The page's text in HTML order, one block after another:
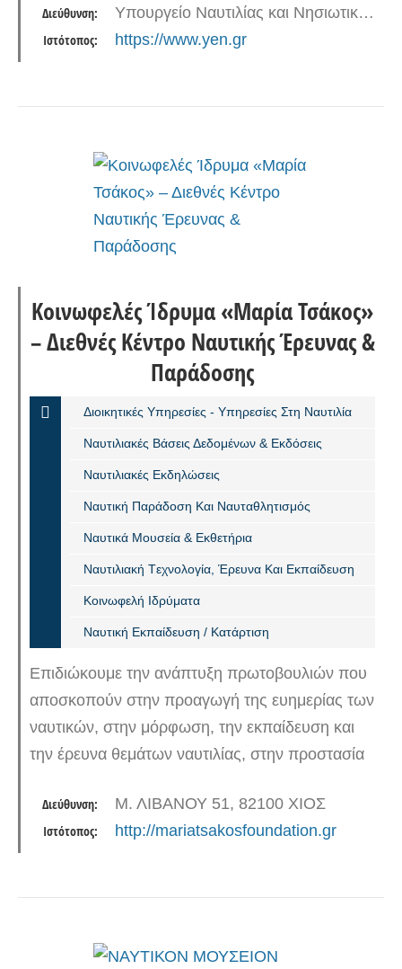
Διεύθυνση: Υπουργείο Ναυτιλίας και Νησιωτικής Πολιτικής - Ακτή Βασιλειάδη, Πύλη Ε 1 - Ε 2, 185 10 Πειραιάς
Ιστότοπος: https://www.yen.gr
Κοινωφελές Ίδρυμα «Μαρία Τσάκος»
– Διεθνές Κέντρο Ναυτικής Έρευνας &
Παράδοσης
Διοικητικές Υπηρεσίες - Υπηρεσίες Στη Ναυτιλία
Ναυτιλιακές Βάσεις Δεδομένων & Εκδόσεις
Ναυτιλιακές Εκδηλώσεις
Ναυτική Παράδοση Και Ναυταθλητισμός
Ναυτικά Μουσεία & Εκθετήρια
Ναυτιλιακή Tεχνολογία, Έρευνα Και Εκπαίδευση
Κοινωφελή Ιδρύματα
Ναυτική Εκπαίδευση / Κατάρτιση
Επιδιώκουμε την ανάπτυξη πρωτοβουλιών που
αποσκοπούν στην προαγωγή της ευημερίας των
ναυτικών, στην μόρφωση, την εκπαίδευση και
την έρευνα θεμάτων ναυτιλίας, στην προστασία
ναυτική κληρονομιά και παράδοση.…
Διεύθυνση: Μ. ΛΙΒΑΝΟΥ 51, 82100 ΧΙΟΣ
Ιστότοπος: http://mariatsakosfoundation.gr